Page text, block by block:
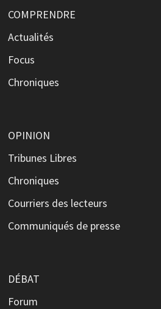
COMPRENDRE
Actualités
Focus
Chroniques
OPINION
Tribunes Libres
Chroniques
Courriers des lecteurs
Communiqués de presse
DÉBAT
Forum